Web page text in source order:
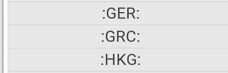
:GER:
:GRC:
:HKG: